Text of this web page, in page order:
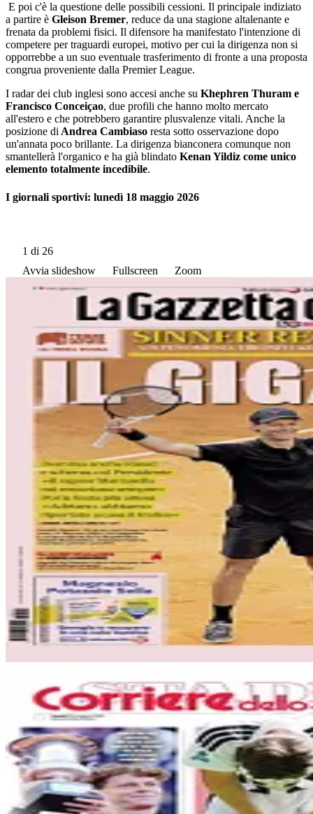
E poi c'è la questione delle possibili cessioni. Il principale indiziato
a partire è Gleison Bremer, reduce da una stagione altalenante e
frenata da problemi fisici. Il difensore ha manifestato l'intenzione di
competere per traguardi europei, motivo per cui la dirigenza non si
opporrebbe a un suo eventuale trasferimento di fronte a una proposta
congrua proveniente dalla Premier League.
I radar dei club inglesi sono accesi anche su Khephren Thuram e
Francisco Conceiçao, due profili che hanno molto mercato
all'estero e che potrebbero garantire plusvalenze vitali. Anche la
posizione diAndrea Cambiaso resta sotto osservazione dopo
un'annata poco brillante. La dirigenza bianconera comunque non
smantellerà l'organico e ha già blindato Kenan Yildiz come unico
elemento totalmente incedibile.
I giornali sportivi: lunedì 18 maggio 2026
1 di 26
Avvia slideshow
Fullscreen Zoom